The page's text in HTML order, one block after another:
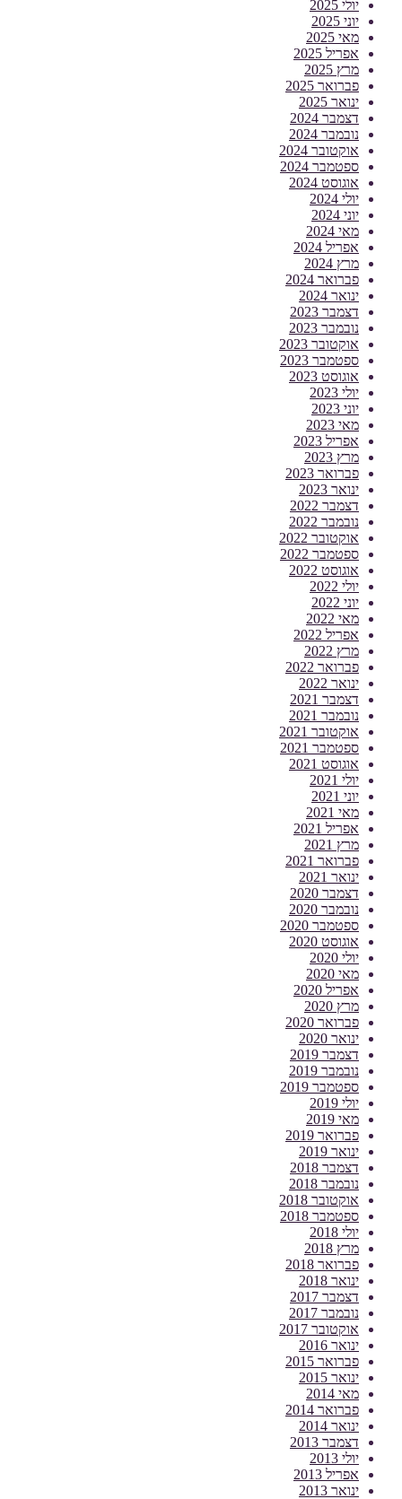
יולי 2025
יוני 2025
מאי 2025
אפריל 2025
מרץ 2025
פברואר 2025
ינואר 2025
דצמבר 2024
נובמבר 2024
אוקטובר 2024
ספטמבר 2024
אוגוסט 2024
יולי 2024
יוני 2024
מאי 2024
אפריל 2024
מרץ 2024
פברואר 2024
ינואר 2024
דצמבר 2023
נובמבר 2023
אוקטובר 2023
ספטמבר 2023
אוגוסט 2023
יולי 2023
יוני 2023
מאי 2023
אפריל 2023
מרץ 2023
פברואר 2023
ינואר 2023
דצמבר 2022
נובמבר 2022
אוקטובר 2022
ספטמבר 2022
אוגוסט 2022
יולי 2022
יוני 2022
מאי 2022
אפריל 2022
מרץ 2022
פברואר 2022
ינואר 2022
דצמבר 2021
נובמבר 2021
אוקטובר 2021
ספטמבר 2021
אוגוסט 2021
יולי 2021
יוני 2021
מאי 2021
אפריל 2021
מרץ 2021
פברואר 2021
ינואר 2021
דצמבר 2020
נובמבר 2020
ספטמבר 2020
אוגוסט 2020
יולי 2020
מאי 2020
אפריל 2020
מרץ 2020
פברואר 2020
ינואר 2020
דצמבר 2019
נובמבר 2019
ספטמבר 2019
יולי 2019
מאי 2019
פברואר 2019
ינואר 2019
דצמבר 2018
נובמבר 2018
אוקטובר 2018
ספטמבר 2018
יולי 2018
מרץ 2018
פברואר 2018
ינואר 2018
דצמבר 2017
נובמבר 2017
אוקטובר 2017
ינואר 2016
פברואר 2015
ינואר 2015
מאי 2014
פברואר 2014
ינואר 2014
דצמבר 2013
יולי 2013
אפריל 2013
ינואר 2013